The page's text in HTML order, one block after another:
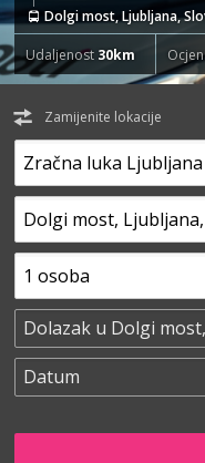
Dolgi most, Ljubljana,
Udaljenost 30km
Zamijenite lokacije